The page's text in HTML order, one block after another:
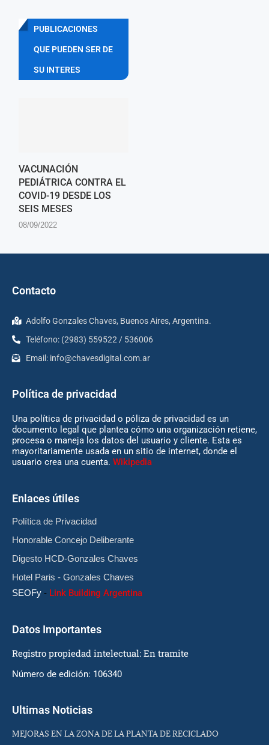
PUBLICACIONES
QUE PUEDEN SER DE
SU INTERES
VACUNACIÓN
PEDIÁTRICA CONTRA EL
COVID-19 DESDE LOS
SEIS MESES
08/09/2022
Contacto
Adolfo Gonzales Chaves, Buenos Aires, Argentina.
Teléfono: (2983) 559522 / 536006
Email: info@chavesdigital.com.ar
Política de privacidad
Una política de privacidad o póliza de privacidad es un
documento legal que plantea cómo una organización retiene,
procesa o maneja los datos del usuario y cliente. Esta es
mayoritariamente usada en un sitio de internet, donde el
usuario crea una cuenta. Wikipedia
Enlaces útiles
Política de Privacidad
Honorable Concejo Deliberante
Digesto HCD-Gonzales Chaves
Hotel Paris - Gonzales Chaves
SEOFy - Link Building Argentina
Datos Importantes
Registro propiedad intelectual: En tramite
Número de edición: 106340
Ultimas Noticias
MEJORAS EN LA ZONA DE LA PLANTA DE RECICLADO